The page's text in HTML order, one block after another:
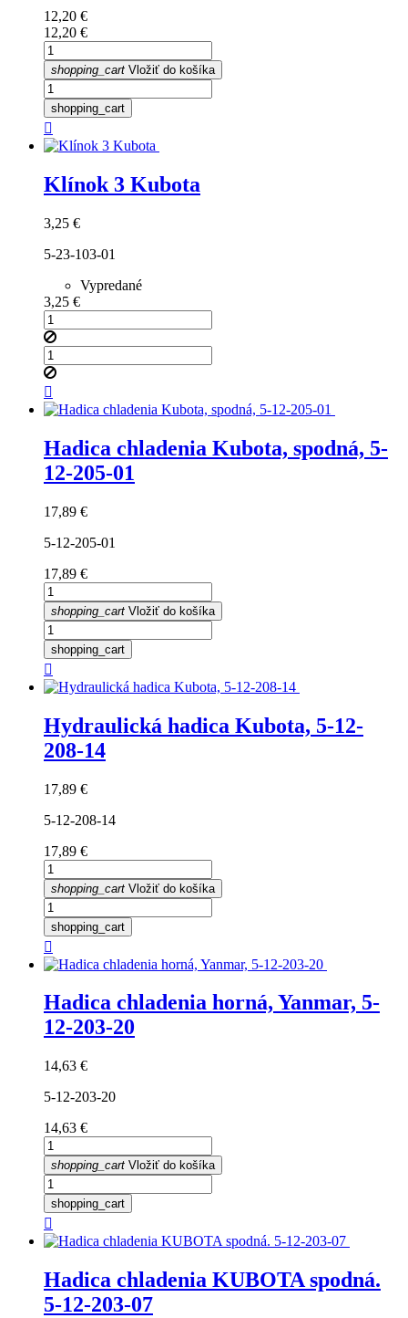
Cena
12,20 €
Cena
12,20 €
shopping_cart Vložiť do košíka
shopping_cart

Klínok 3 Kubota
Cena
3,25 €
5-23-103-01
Vypredané
Cena
3,25 €

Hadica chladenia Kubota, spodná, 5-
12-205-01
Cena
17,89 €
5-12-205-01
Cena
17,89 €
shopping_cart Vložiť do košíka
shopping_cart

Hydraulická hadica Kubota, 5-12-
208-14
Cena
17,89 €
5-12-208-14
Cena
17,89 €
shopping_cart Vložiť do košíka
shopping_cart

Hadica chladenia horná, Yanmar, 5-
12-203-20
Cena
14,63 €
5-12-203-20
Cena
14,63 €
shopping_cart Vložiť do košíka
shopping_cart

Hadica chladenia KUBOTA spodná.
5-12-203-07